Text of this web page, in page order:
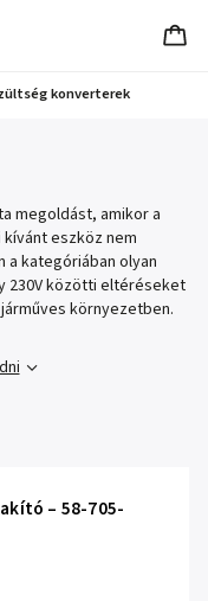
konverterek
megoldást, amikor a
eszköz nem
a kategóriában olyan
230V közötti eltéréseket
környezetben.
– 58-705-